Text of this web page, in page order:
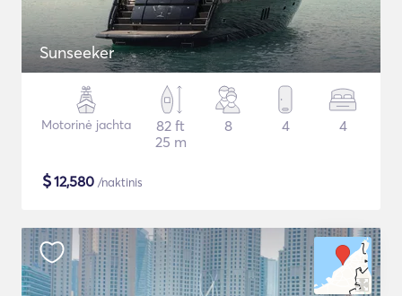
Sunseeker
Motorinė jachta
82 ft
25 m
8 4 4
$12,580 /naktinis